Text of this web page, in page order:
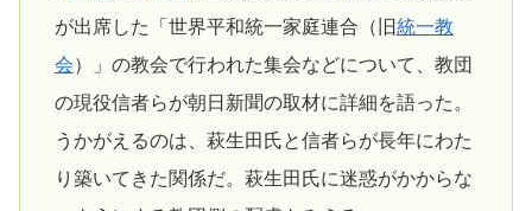
が出席した「世界平和統一家庭連合（旧統一教
会）」の教会で行われた集会などについて、教団
の現役信者らが朝日新聞の取材に詳細を語った。
うかがえるのは、萩生田氏と信者らが長年にわた
り築いてきた関係だ。萩生田氏に迷惑がかからな